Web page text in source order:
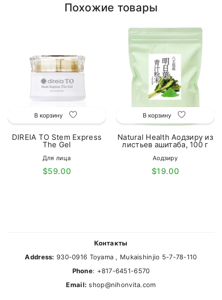
Похожие товары
В корзину
DIREIA TO Stem Express
The Gel
Для лица
$59.00
В корзину
Natural Health Аодзиру из
листьев ашитаба, 100 г
Аодзиру
$19.00
Контакты
Address: 930-0916 Toyama , Mukaishinjio 5-7-78-110
Phone: +817-6451-6570
Email: shop@nihonvita.com